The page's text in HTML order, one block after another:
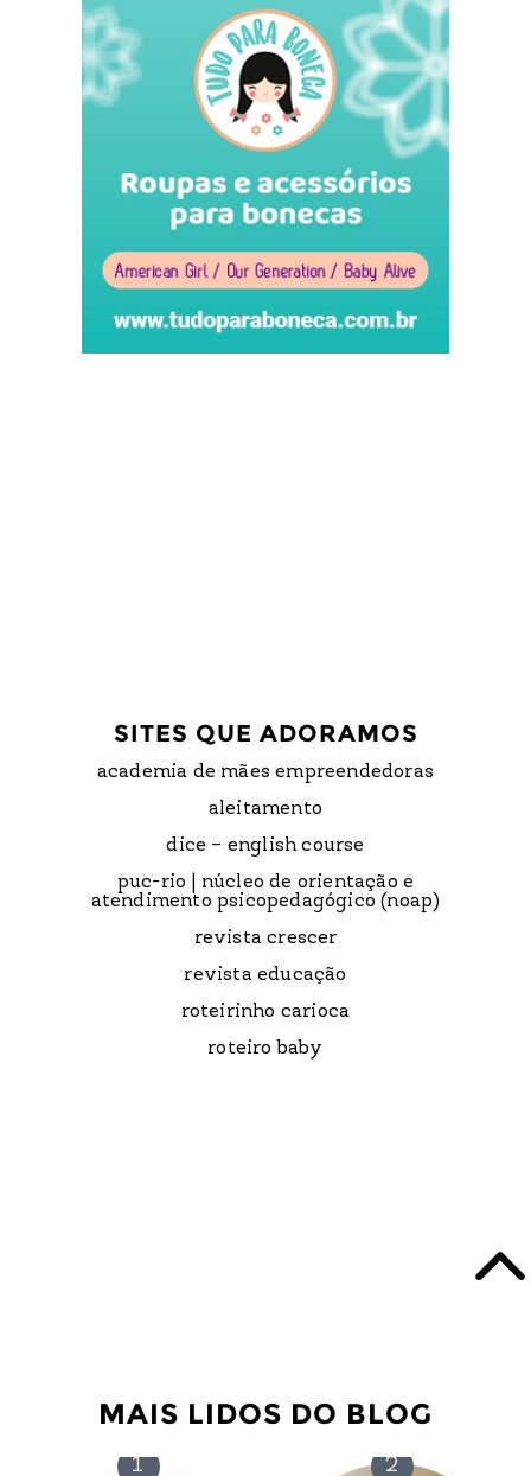
SITES QUE ADORAMOS
academia de mães empreendedoras
aleitamento
dice – english course
puc-rio | núcleo de orientação e
atendimento psicopedagógico (noap)
revista crescer
revista educação
roteirinho carioca
roteiro baby
MAIS LIDOS DO BLOG